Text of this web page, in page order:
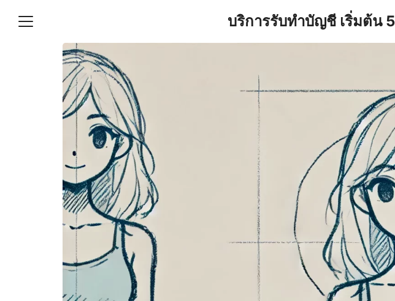
บริการรับทำบัญชี เริ่มต้น
ญชีและภาษีครบวงจร |